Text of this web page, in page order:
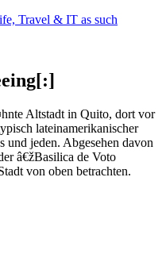
Travel & IT as such
Altstadt in Quito, dort vor
lateinamerikanischer
jeden. Abgesehen davon
â€žBasilica de Voto
von oben betrachten.